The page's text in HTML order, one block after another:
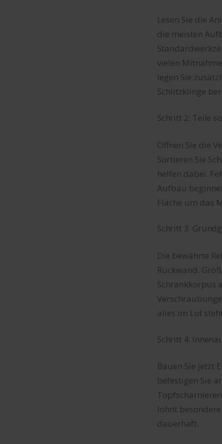
Lesen Sie die
die meisten
vielen
legen Sie
Schlitzklinge
Schritt 2: Teile
Öffnen Sie die
Sortieren Sie
helfen dabei.
Aufbau
Fläche um das
Schritt 3:
Die bewährte
Rückwand.
Schrankkorpus
alles im Lot
Schritt 4:
Bauen Sie jetzt
befestigen Sie
lohnt
dauerhaft.